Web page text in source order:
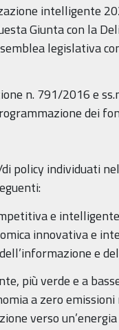
intelligente
Giunta con la
legislativa
n. 791/2016 e
dei
policy individuati
e
innovativa e
e
più verde e a
a zero
verso